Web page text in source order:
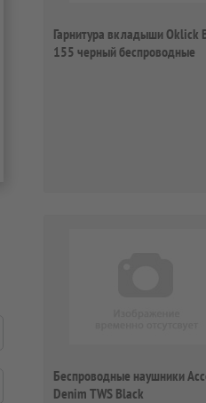
Гарнитура вкладыши Oklick
155 черный беспроводные
Беспроводные наушники
Denim TWS Black